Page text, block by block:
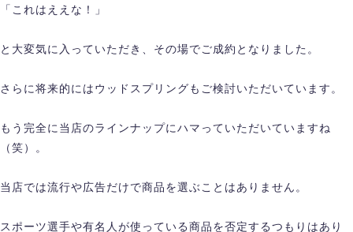
「これはええな！」
と大変気に入っていただき、その場でご成約となりました。
さらに将来的にはウッドスプリングもご検討いただいています。
もう完全に当店のラインナップにハマっていただいていますね
（笑）。
当店では流行や広告だけで商品を選ぶことはありません。
スポーツ選手や有名人が使っている商品を否定するつもりはあり